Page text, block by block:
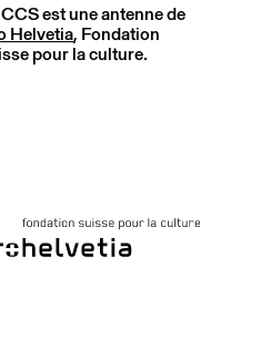
est une antenne de
Helvetia, Fondation
pour la culture.